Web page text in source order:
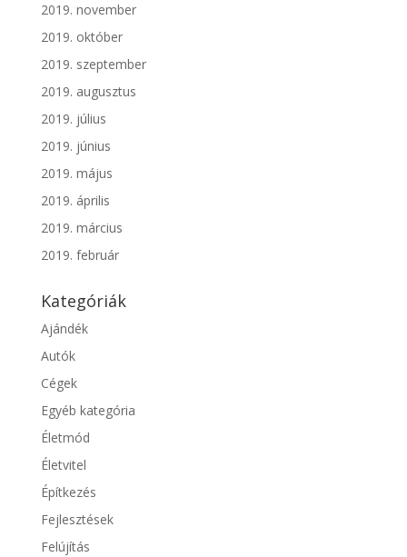
2019. november
2019. október
2019. szeptember
2019. augusztus
2019. július
2019. június
2019. május
2019. április
2019. március
2019. február
Kategóriák
Ajándék
Autók
Cégek
Egyéb kategória
Életmód
Életvitel
Építkezés
Fejlesztések
Felújítás